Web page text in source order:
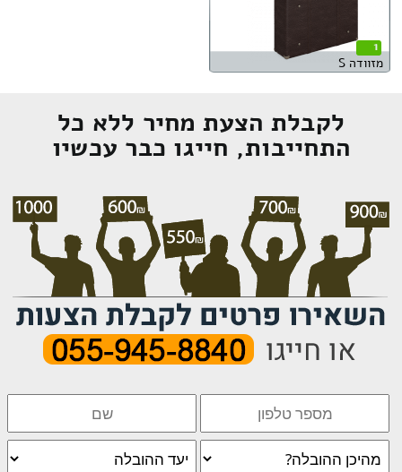
1
מזוודה S
לקבלת הצעת מחיר ללא כל
התחייבות, חייגו כבר עכשיו